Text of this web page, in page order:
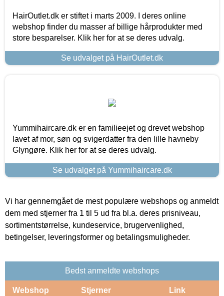
HairOutlet.dk er stiftet i marts 2009. I deres online
webshop finder du masser af billige hårprodukter med
store besparelser. Klik her for at se deres udvalg.
Se udvalget på HairOutlet.dk
Yummihaircare.dk er en familieejet og drevet webshop
lavet af mor, søn og svigerdatter fra den lille havneby
Glyngøre. Klik her for at se deres udvalg.
Se udvalget på Yummihaircare.dk
Vi har gennemgået de mest populære webshops og anmeldt
dem med stjerner fra 1 til 5 ud fra bl.a. deres prisniveau,
sortimentstørrelse, kundeservice, brugervenlighed,
betingelser, leveringsformer og betalingsmuligheder.
Bedst anmeldte webshops
Webshop Stjerner Link